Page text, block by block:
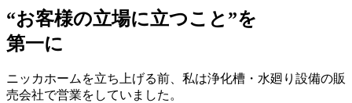
“お客様の立場に立つこと”を
第一に
ニッカホームを立ち上げる前、私は浄化槽・水廻り設備の販
売会社で営業をしていました。